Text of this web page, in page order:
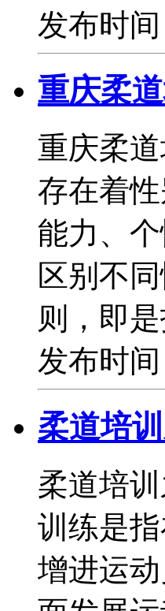
发布时
重庆柔
重庆柔
存在着
能力、
区别不
则，即
发布时
柔道培
柔道培
训练是
增进运